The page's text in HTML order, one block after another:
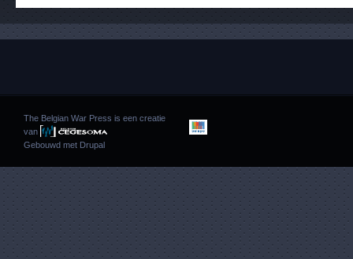
The Belgian War Press is een creatie
van
Gebouwd met Drupal